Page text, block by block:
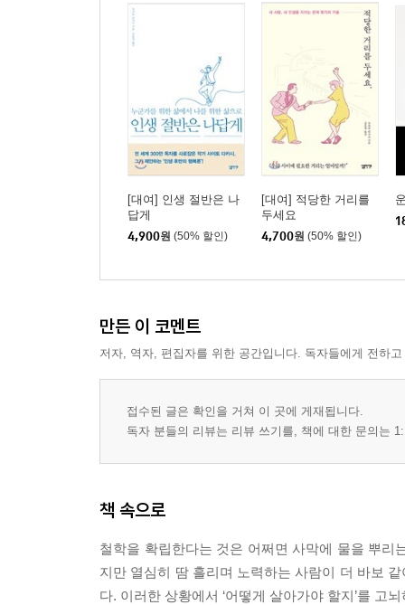
[대여] 인생 절반은 나
답게
4,900원 (50% 할인)
[대여] 적당한 거리를
두세요
4,700원 (50% 할인)
만든 이 코멘트
저자, 역자, 편집자를 위한 공간입니다. 독자들에게 전하
접수된 글은 확인을 거쳐 이 곳에 게재됩니다.
독자 분들의 리뷰는 리뷰 쓰기를, 책에 대한 문의는
책 속으로
철학을 확립한다는 것은 어쩌면 사막에 물을 뿌
지만 열심히 땀 흘리며 노력하는 사람이 더 바보
다. 이러한 상황에서 ‘어떻게 살아가야 할지’를 고